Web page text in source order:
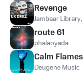
Revenge
Jambaar Library,
route 61
phalaoyada
Calm Flames
Deugene Music